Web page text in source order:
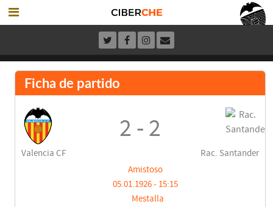
Ficha de partido
Valencia CF
2 - 2
Rac. Santander
Amistoso
05.01.1926 - 15:15
Mestalla